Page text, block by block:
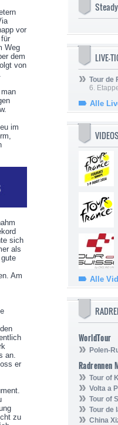
vor
Weg
dem
von
im
sich
als
Am
an.
er
zu
LIVE-
Tour de
6.
Alle
Alle
WorldTour
Polen-
Radrennen
Tour of
Volta a
Tour of
Tour de
China